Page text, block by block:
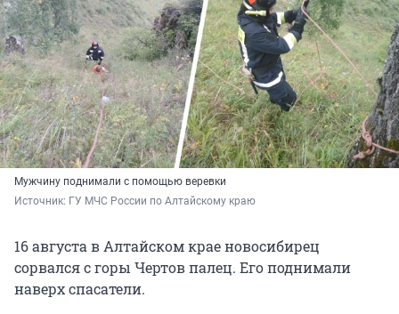
Мужчину поднимали с помощью веревки
Источник: ГУ МЧС России по Алтайскому краю
16 августа в Алтайском крае новосибирец
сорвался с горы Чертов палец. Его поднимали
наверх спасатели.